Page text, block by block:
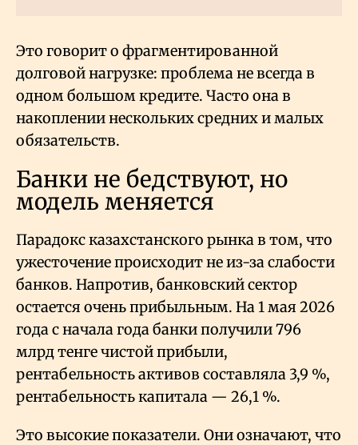
Это говорит о фрагментированной
долговой нагрузке: проблема не всегда в
одном большом кредите. Часто она в
накоплении нескольких средних и малых
обязательств.
Банки не бедствуют, но
модель меняется
Парадокс казахстанского рынка в том, что
ужесточение происходит не из-за слабости
банков. Напротив, банковский сектор
остается очень прибыльным. На 1 мая 2026
года с начала года банки получили 796
млрд тенге чистой прибыли,
рентабельность активов составляла 3,9 %,
рентабельность капитала — 26,1 %.
Это высокие показатели. Они означают, что